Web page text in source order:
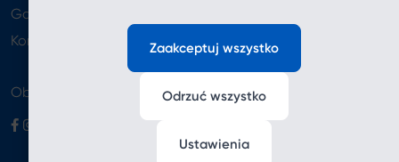
Zaakceptuj wszystko
Odrzuć wszystko
Ustawienia
Gdzie kupić
Kontakt
Obserwuj nas